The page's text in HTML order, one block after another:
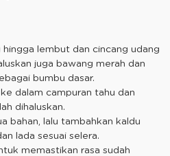
hingga lembut dan cincang udang
juga bawang merah dan
bumbu dasar.
dalam campuran tahu dan
dihaluskan.
bahan, lalu tambahkan kaldu
lada sesuai selera.
memastikan rasa sudah